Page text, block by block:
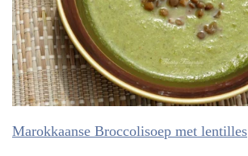
Marokkaanse Broccolisoep met lentilles